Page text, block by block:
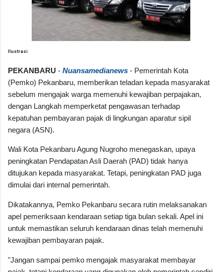
Ilustrasi
PEKANBARU - Nuansamedianews - Pemerintah Kota
(Pemko) Pekanbaru, memberikan teladan kepada masyarakat
sebelum mengajak warga memenuhi kewajiban perpajakan,
dengan Langkah memperketat pengawasan terhadap
kepatuhan pembayaran pajak di lingkungan aparatur sipil
negara (ASN).
Wali Kota Pekanbaru Agung Nugroho menegaskan, upaya
peningkatan Pendapatan Asli Daerah (PAD) tidak hanya
ditujukan kepada masyarakat. Tetapi, peningkatan PAD juga
dimulai dari internal pemerintah.
Dikatakannya, Pemko Pekanbaru secara rutin melaksanakan
apel pemeriksaan kendaraan setiap tiga bulan sekali. Apel ini
untuk memastikan seluruh kendaraan dinas telah memenuhi
kewajiban pembayaran pajak.
"Jangan sampai pemko mengajak masyarakat membayar